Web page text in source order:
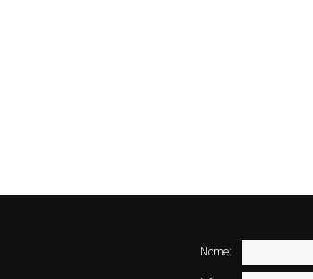
Nome: